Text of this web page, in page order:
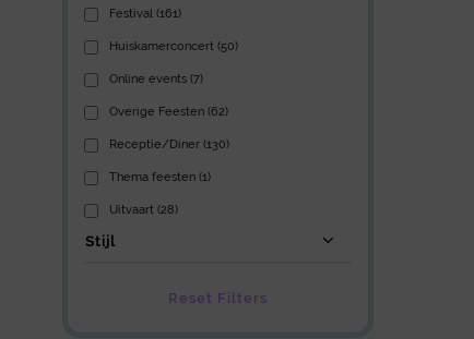
Festival (161)
Huiskamerconcert (50)
Online events (7)
Overige Feesten (62)
Receptie/Diner (130)
Thema feesten (1)
Uitvaart (28)
Stijl
Reset Filters